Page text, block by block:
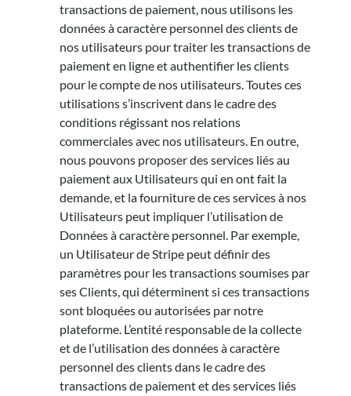
transactions de paiement, nous utilisons les
données à caractère personnel des clients de
nos utilisateurs pour traiter les transactions de
paiement en ligne et authentifier les clients
pour le compte de nos utilisateurs. Toutes ces
utilisations s’inscrivent dans le cadre des
conditions régissant nos relations
commerciales avec nos utilisateurs. En outre,
nous pouvons proposer des services liés au
paiement aux Utilisateurs qui en ont fait la
demande, et la fourniture de ces services à nos
Utilisateurs peut impliquer l’utilisation de
Données à caractère personnel. Par exemple,
un Utilisateur de Stripe peut définir des
paramètres pour les transactions soumises par
ses Clients, qui déterminent si ces transactions
sont bloquées ou autorisées par notre
plateforme. L’entité responsable de la collecte
et de l’utilisation des données à caractère
personnel des clients dans le cadre des
transactions de paiement et des services liés